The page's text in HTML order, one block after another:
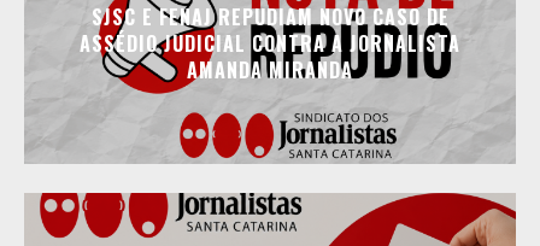
SJSC E FENAJ REPUDIAM NOVO CASO DE
ASSÉDIO JUDICIAL CONTRA A JORNALISTA
AMANDA MIRANDA